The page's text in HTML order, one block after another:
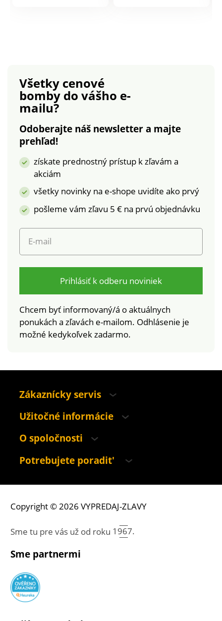
Všetky cenové
bomby do vášho e-
mailu?
Odoberajte náš newsletter a majte
prehľad!
získate prednostný prístup k zľavám a
akciám
všetky novinky na e-shope uvidíte ako prvý
pošleme vám zľavu 5 € na prvú objednávku
E-mail
Prihlásiť k odberu noviniek
Chcem byť informovaný/á o aktuálnych
ponukách a zľavách e-mailom. Odhlásenie je
možné kedykoľvek zadarmo.
Zákaznícky servis
Užitočné informácie
O spoločnosti
Potrebujete poradit'
Copyright © 2026 VYPREDAJ-ZLAVY
Sme tu pre vás už od roku 1967.
Sme partnermi